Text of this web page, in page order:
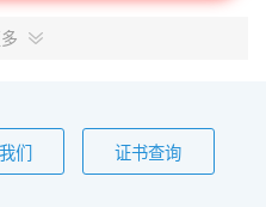
们 证书查询